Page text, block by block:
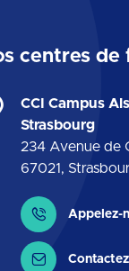
centres
CCI Campus
Strasbourg
234 Avenue de
67021,
Contact
Appelez-